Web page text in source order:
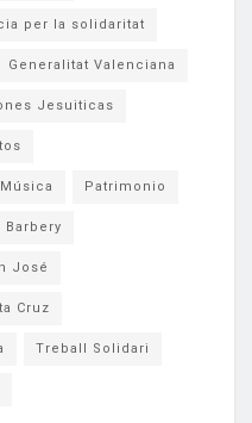
per la solidaritat
Generalitat Valenciana
Jesuiticas
Música Patrimonio
Barbery
José
Cruz
Treball Solidari